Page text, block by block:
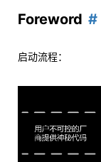
Foreword
启动流程：